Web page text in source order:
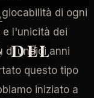
del
di ogni
e l'unicità dei
di undici anni
questo tipo
iniziato a